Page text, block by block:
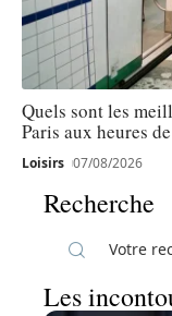
Quels sont les
Paris aux heures
Loisirs 07/08/2026
Recherche
Les